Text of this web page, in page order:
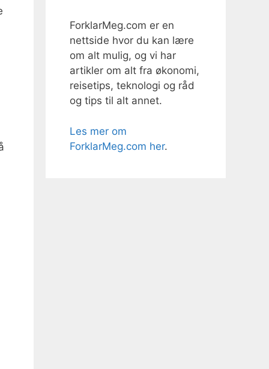
ForklarMeg.com er en
nettside hvor du kan lære
om alt mulig, og vi har
artikler om alt fra økonomi,
reisetips, teknologi og råd
og tips til alt annet.
Les mer om
ForklarMeg.com her.